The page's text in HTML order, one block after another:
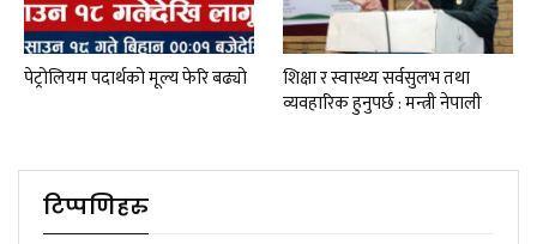
पेट्रोलियम पदार्थको मूल्य फेरि बढ्यो
शिक्षा र स्वास्थ्य सर्वसुलभ तथा
व्यवहारिक हुनुपर्छ : मन्त्री नेपाली
टिप्पणिहरु